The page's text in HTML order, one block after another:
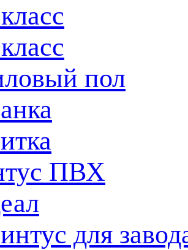
пол
ПВХ
для